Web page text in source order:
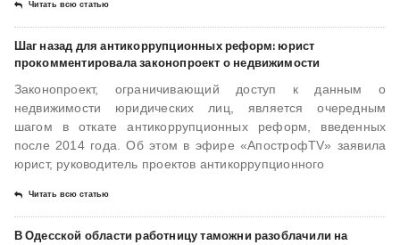
Читать всю статью
Шаг назад для антикоррупционных реформ: юрист
прокомментировала законопроект о недвижимости
Законопроект, ограничивающий доступ к данным о
недвижимости юридических лиц, является очередным
шагом в откате антикоррупционных реформ, введенных
после 2014 года. Об этом в эфире «АпострофTV» заявила
юрист, руководитель проектов антикоррупционного
Читать всю статью
В Одесской области работницу таможни разоблачили на